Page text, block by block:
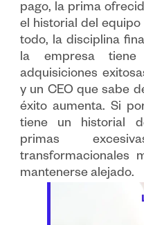
pago, la prima
el historial del
todo, la disciplina
la empresa
adquisiciones
y un CEO que sabe
éxito aumenta. Si
tiene un historial
primas
transformacionales
mantenerse alejado.